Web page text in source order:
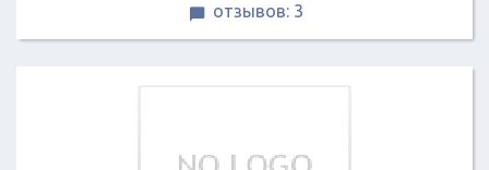
 отзывов: 3